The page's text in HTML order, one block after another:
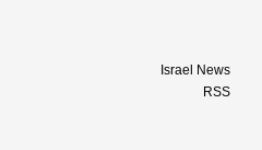
Israel News
RSS